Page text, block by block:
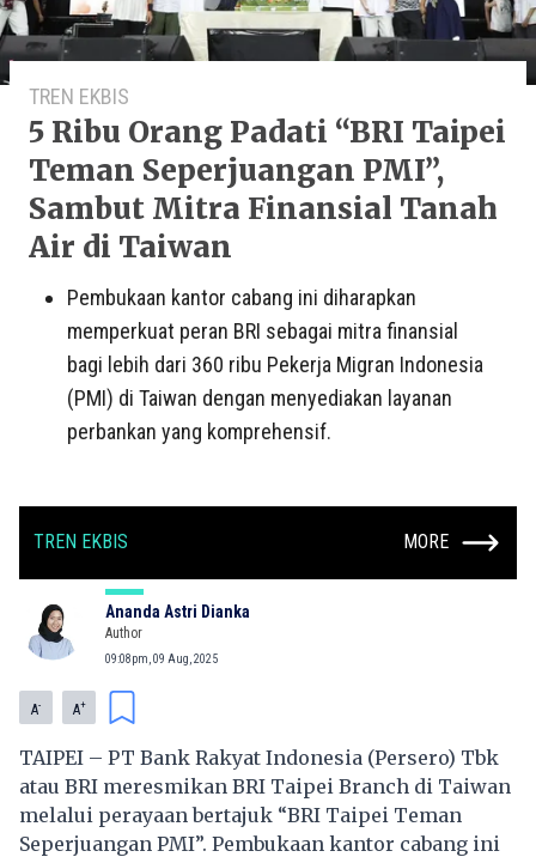
TREN EKBIS
5 Ribu Orang Padati “BRI Taipei
Teman Seperjuangan PMI”,
Sambut Mitra Finansial Tanah
Air di Taiwan
Pembukaan kantor cabang ini diharapkan
memperkuat peran BRI sebagai mitra finansial
bagi lebih dari 360 ribu Pekerja Migran Indonesia
(PMI) di Taiwan dengan menyediakan layanan
perbankan yang komprehensif.
TREN EKBIS MORE
Ananda Astri Dianka
Author
09:08pm, 09 Aug, 2025
A- A+
TAIPEI – PT Bank Rakyat Indonesia (Persero) Tbk
atau BRI meresmikan BRI Taipei Branch di Taiwan
melalui perayaan bertajuk “BRI Taipei Teman
Seperjuangan PMI”. Pembukaan kantor cabang ini